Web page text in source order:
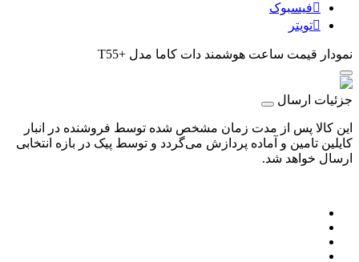
فیسبوک
تویتر
نمودار قیمت ساعت هوشمند دات کاما مدل +T55
جزئیات ارسال
این کالا پس از مدت زمان مشخص شده توسط فروشنده در انبار
کایلین تامین و آماده پردازش می‌گردد و توسط پیک در بازه انتخابی
ارسال خواهد شد.